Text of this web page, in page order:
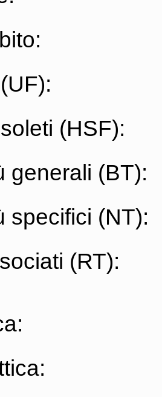
(HSF):
generali (BT):
specifici (NT):
(RT):